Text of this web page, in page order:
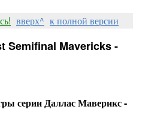
вверх^ к полной версии
Semifinal Mavericks -
серии Даллас Маверикс -